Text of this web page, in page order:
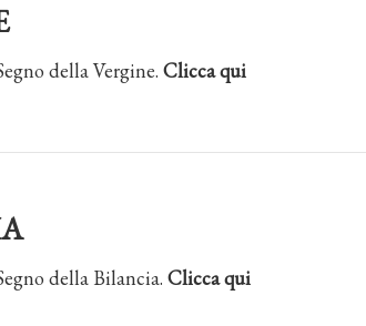
della Vergine. Clicca qui
della Bilancia. Clicca qui